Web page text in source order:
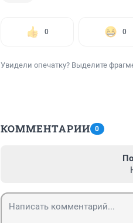
0 0
Увидели опечатку? Выделите
КОММЕНТАРИИ 0